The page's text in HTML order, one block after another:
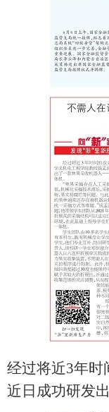
经过将近3年时
近日成功研发